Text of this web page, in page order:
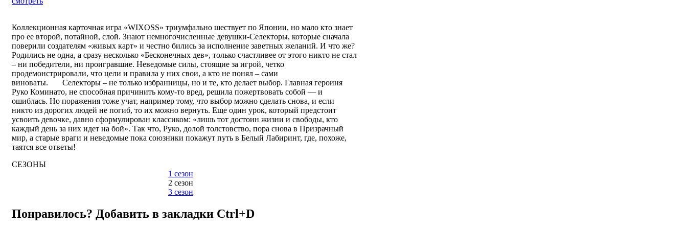
Коллекционная карточная игра «WIXOSS» триумфально шествует по Японии, но мало кто знает
про ее второй, потайной, слой. Знают немногочисленные девушки-Селекторы, которые сначала
поверили создателям «живых карт» и честно бились за исполнение заветных желаний. И что же?
Родились не одна, а сразу несколько «Бесконечных дев», только счастливее от этого никто не стал
– ни победители, ни проигравшие. Неведомые силы, стоящие за игрой, четко
продемонстрировали, что цели и правила у них свои, а кто не понял – сами
виноваты. Селекторы – не только избранницы, но и те, кто делает выбор. Главная героиня
Руко Коминато, не способная причинить кому-то вред, решила пожертвовать собой — и
ошиблась. Но поражения тоже учат, например тому, что выбор можно сделать снова, и если
никто из дорогих людей не погиб, то их можно вернуть. Еще один урок, который предстоит
усвоить девочке, давно сформулирован классиком: «лишь тот достоин жизни и свободы, кто
каждый день за них идет на бой». Так что, Руко, долой толстовство, пора снова в Призрачный
мир, а старые враги и неведомые пока союзники покажут путь в Белый Лабиринт, где, похоже,
таятся все ответы!
СЕЗОНЫ
1 сезон
2 сезон
3 сезон
Понравилось? Добавить в закладки Ctrl+D